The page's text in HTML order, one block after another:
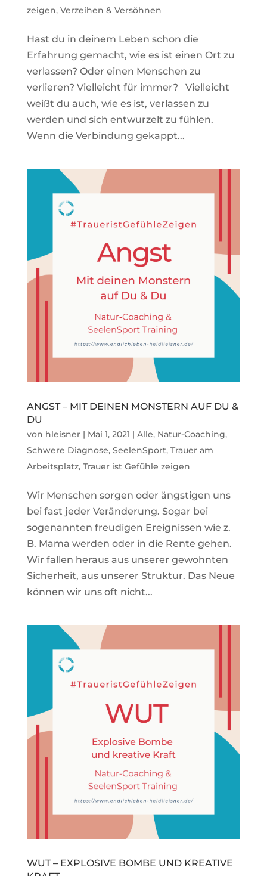
zeigen, Verzeihen & Versöhnen
Hast du in deinem Leben schon die
Erfahrung gemacht, wie es ist einen Ort zu
verlassen? Oder einen Menschen zu
verlieren? Vielleicht für immer? Vielleicht
weißt du auch, wie es ist, verlassen zu
werden und sich entwurzelt zu fühlen.
Wenn die Verbindung gekappt...
ANGST – MIT DEINEN MONSTERN AUF DU &
DU
von hleisner| Mai 1, 2021 | Alle, Natur-Coaching,
Schwere Diagnose, SeelenSport, Trauer am
Arbeitsplatz, Trauer ist Gefühle zeigen
Wir Menschen sorgen oder ängstigen uns
bei fast jeder Veränderung. Sogar bei
sogenannten freudigen Ereignissen wie z.
B. Mama werden oder in die Rente gehen.
Wir fallen heraus aus unserer gewohnten
Sicherheit, aus unserer Struktur. Das Neue
können wir uns oft nicht...
WUT – EXPLOSIVE BOMBE UND KREATIVE